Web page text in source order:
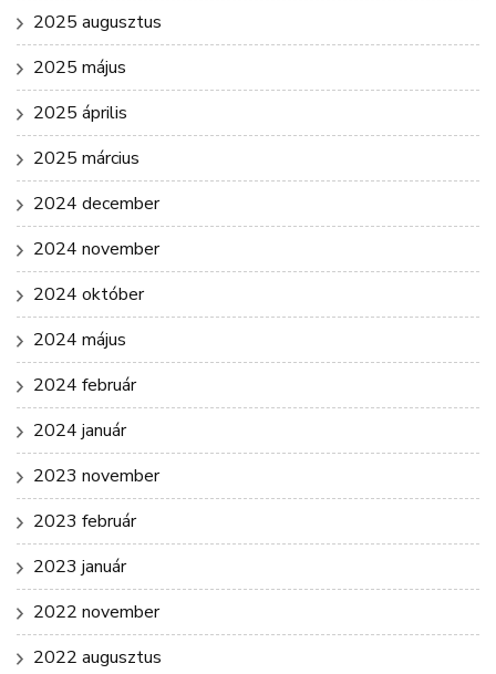
2025 augusztus
2025 május
2025 április
2025 március
2024 december
2024 november
2024 október
2024 május
2024 február
2024 január
2023 november
2023 február
2023 január
2022 november
2022 augusztus